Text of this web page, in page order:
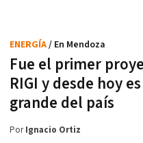
Fue el primer
RIGI y desde hoy
grande del país
ENERGÍA/ En Mendoza
PorIgnacio Ortiz